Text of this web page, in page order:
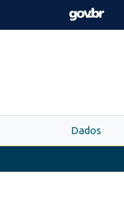
Skip to main content
Dados